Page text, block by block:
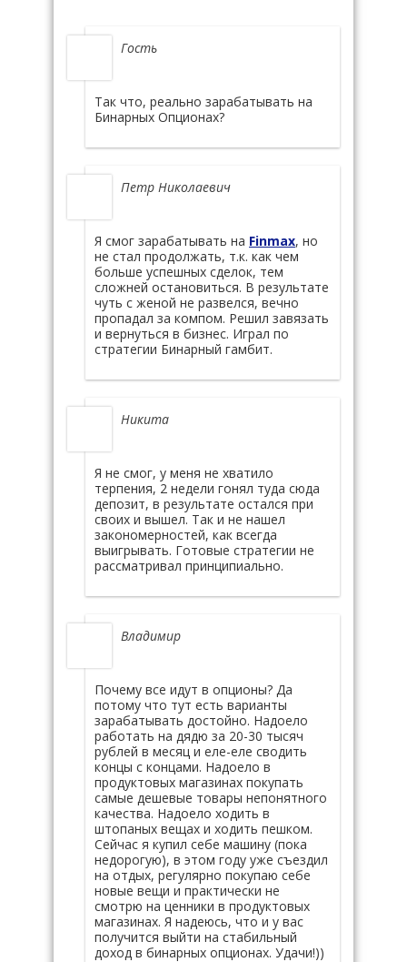
Гость
Так что, реально зарабатывать на
Бинарных Опционах?
Петр Николаевич
Я смог зарабатывать на Finmax, но
не стал продолжать, т.к. как чем
больше успешных сделок, тем
сложней остановиться. В результате
чуть с женой не развелся, вечно
пропадал за компом. Решил завязать
и вернуться в бизнес. Играл по
стратегии Бинарный гамбит.
Никита
Я не смог, у меня не хватило
терпения, 2 недели гонял туда сюда
депозит, в результате остался при
своих и вышел. Так и не нашел
закономерностей, как всегда
выигрывать. Готовые стратегии не
рассматривал принципиально.
Владимир
Почему все идут в опционы? Да
потому что тут есть варианты
зарабатывать достойно. Надоело
работать на дядю за 20-30 тысяч
рублей в месяц и еле-еле сводить
концы с концами. Надоело в
продуктовых магазинах покупать
самые дешевые товары непонятного
качества. Надоело ходить в
штопаных вещах и ходить пешком.
Сейчас я купил себе машину (пока
недорогую), в этом году уже съездил
на отдых, регулярно покупаю себе
новые вещи и практически не
смотрю на ценники в продуктовых
магазинах. Я надеюсь, что и у вас
получится выйти на стабильный
доход в бинарных опционах. Удачи!))